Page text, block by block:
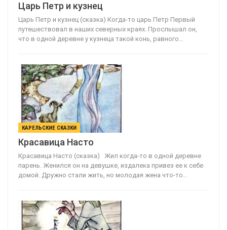
Царь Петр и кузнец
Царь Петр и кузнец (сказка) Когда-то царь Петр Первый
путешествовал в наших северных краях. Прослышал он,
что в одной деревне у кузнеца такой конь, равного…
КАРЕЛЬСКИЕ СКАЗКИ
Красавица Насто
Красавица Насто (сказка) Жил когда-то в одной деревне
парень. Женился он на девушке, издалека привез ее к себе
домой. Дружно стали жить, но молодая жена что-то…